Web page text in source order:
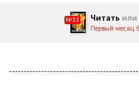
№33 Читать или
Первый месяц